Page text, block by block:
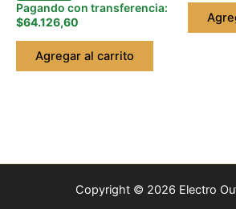
Pagando con transferencia:
$64.126,60
Agregar al carrito
Copyright © 2026 Electro